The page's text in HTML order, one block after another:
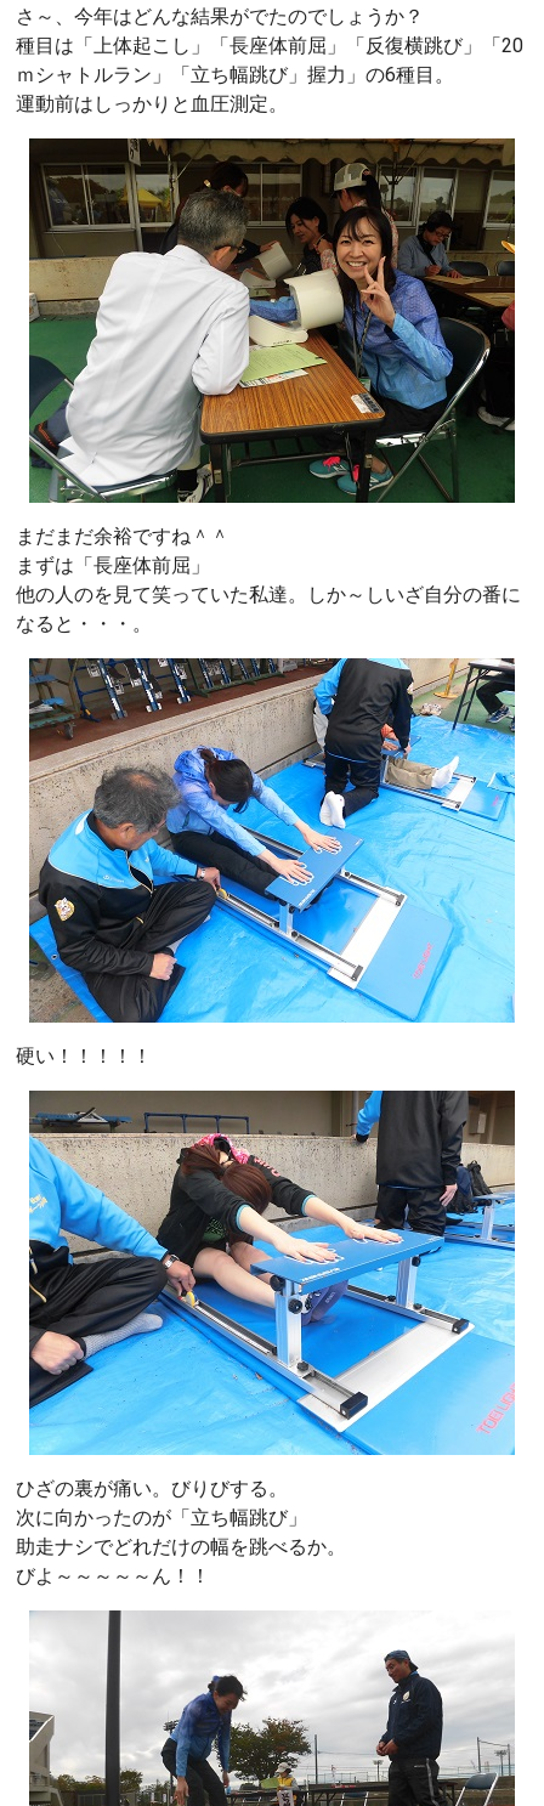
さ～、今年はどんな結果がでたのでしょうか？
種目は「上体起こし」「長座体前屈」「反復横跳び」「20
ｍシャトルラン」「立ち幅跳び」握力」の6種目。
運動前はしっかりと血圧測定。
まだまだ余裕ですね＾＾
まずは「長座体前屈」
他の人のを見て笑っていた私達。しか～しいざ自分の番に
なると・・・。
硬い！！！！！
ひざの裏が痛い。びりびする。
次に向かったのが「立ち幅跳び」
助走ナシでどれだけの幅を跳べるか。
びよ～～～～～ん！！